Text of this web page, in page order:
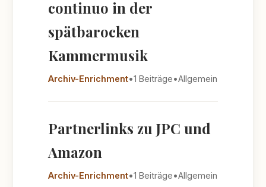
continuo in der
spätbarocken
Kammermusik
Archiv-Enrichment•1 Beiträge•Allgemein
Partnerlinks zu JPC und
Amazon
Archiv-Enrichment•1 Beiträge•Allgemein